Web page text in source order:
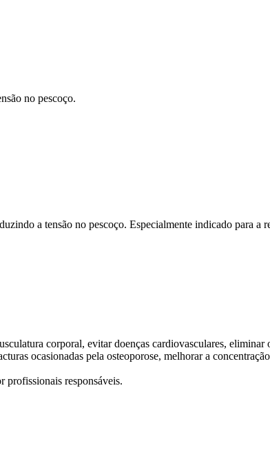
no pescoço.
a tensão no pescoço. Especialmente indicado para a
corporal, evitar doenças cardiovasculares, eliminar
ocasionadas pela osteoporose, melhorar a
profissionais responsáveis.